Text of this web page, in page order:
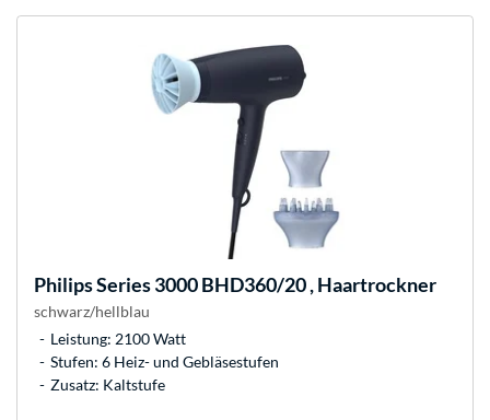
PhilipsSeries 3000 BHD360/20 , Haartrockner
schwarz/hellblau
Leistung: 2100 Watt
Stufen: 6 Heiz- und Gebläsestufen
Zusatz: Kaltstufe